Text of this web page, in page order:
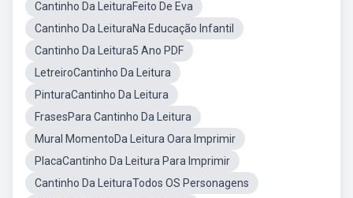
Cantinho Da LeituraFeito De Eva
Cantinho Da LeituraNa Educação Infantil
Cantinho Da Leitura5 Ano PDF
LetreiroCantinho Da Leitura
PinturaCantinho Da Leitura
FrasesPara Cantinho Da Leitura
Mural MomentoDa Leitura Oara Imprimir
PlacaCantinho Da Leitura Para Imprimir
Cantinho Da LeituraTodos OS Personagens